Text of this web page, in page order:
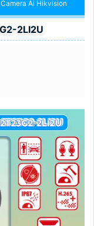
Camera Ai Hikvision
2LI2U